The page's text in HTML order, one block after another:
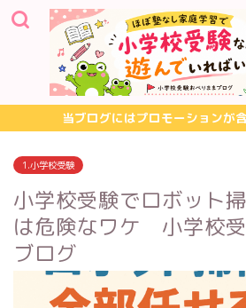
当ブログにはプロモーションが
1.小学校受験
小学校受験でロボット
は危険なワケ 小学校
ブログ